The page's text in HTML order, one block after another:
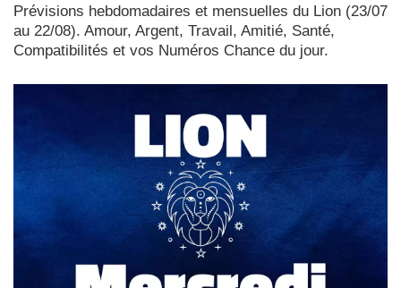
Prévisions hebdomadaires et mensuelles du Lion (23/07
au 22/08). Amour, Argent, Travail, Amitié, Santé,
Compatibilités et vos Numéros Chance du jour.